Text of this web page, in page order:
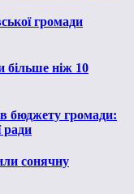
громади
більше ніж 10
бюджету громади:
ради
сонячну